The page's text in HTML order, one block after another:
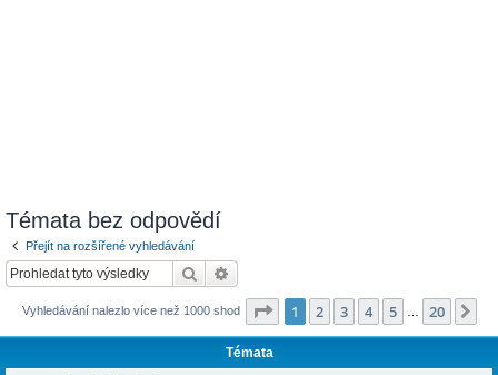
Témata bez odpovědí
Přejít na rozšířené vyhledávání
Hledat
Vyhledávání nalezlo více než 1000 shod Stránka z 20
1 2 3 4 5 20
Témata